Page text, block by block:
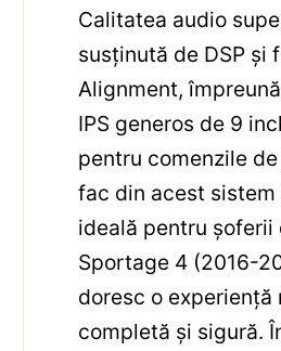
Calitatea audio
susținută de DSP și
Alignment,
IPS generos de 9
pentru comenzile
fac din acest sistem
ideală pentru șoferii
Sportage 4 (2016-
doresc o experiență
completă și sigură.